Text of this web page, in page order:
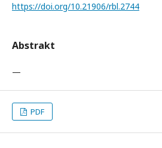
https://doi.org/10.21906/rbl.2744
Abstrakt
—
PDF